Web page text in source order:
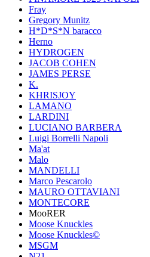
Fray
Gregory Munitz
H*D*S*N baracco
Herno
HYDROGEN
JACOB COHEN
JAMES PERSE
K.
KHRISJOY
LAMANO
LARDINI
LUCIANO BARBERA
Luigi Borrelli Napoli
Ma'at
Malo
MANDELLI
Marco Pescarolo
MAURO OTTAVIANI
MONTECORE
MooRER
Moose Knuckles
Moose Knuckles©️
MSGM